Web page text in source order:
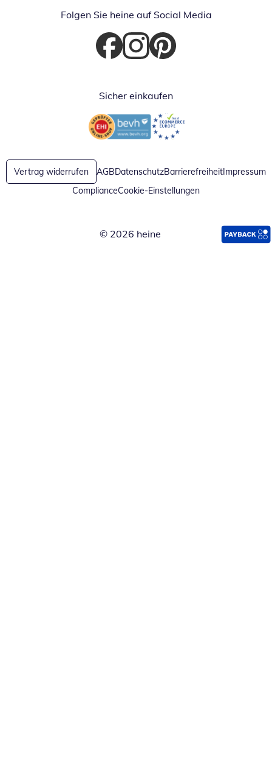
Folgen Sie heine auf Social Media
Öffnet in neuem Fenster
Öffnet in neuem Fenster
Öffnet in neuem Fenster
Sicher einkaufen
Öffnet in neuem FensterÖffnet in neuem Fenster
Vertrag widerrufen AGBDatenschutzBarrierefreiheitImpressum
ComplianceCookie-Einstellungen
© 2026 heine